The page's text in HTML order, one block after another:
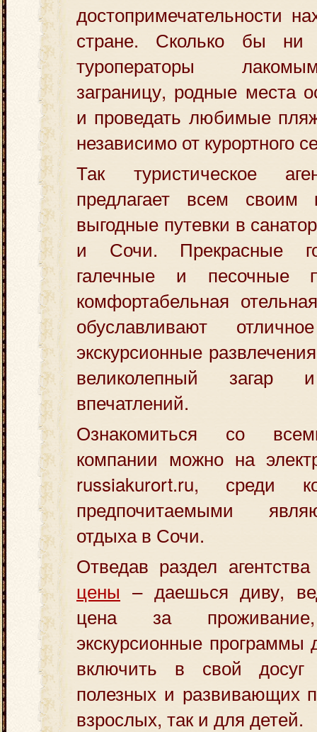
достопримечательности
стране. Сколько бы ни
туроператоры
заграницу, родные места
и проведать любимые
независимо от курортного
Так туристическое
предлагает всем своим
выгодные путевки в
и Сочи. Прекрасные
галечные и песочные
комфортабельная
обуславливают
экскурсионные
великолепный
впечатлений.
Ознакомиться со
компании можно на
russiakurort.ru, среди
предпочитаемыми
отдыха в Сочи.
Отведав раздел
цены – даешься диву,
цена за
экскурсионные программы
включить в свой
полезных и развивающих
взрослых, так и для детей.